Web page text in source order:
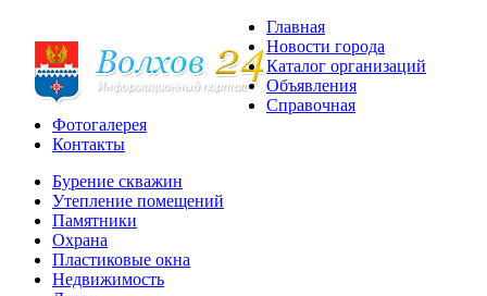
Главная
Новости города
Каталог организаций
Объявления
Справочная
Фотогалерея
Контакты
Бурение скважин
Утепление помещений
Памятники
Охрана
Пластиковые окна
Недвижимость